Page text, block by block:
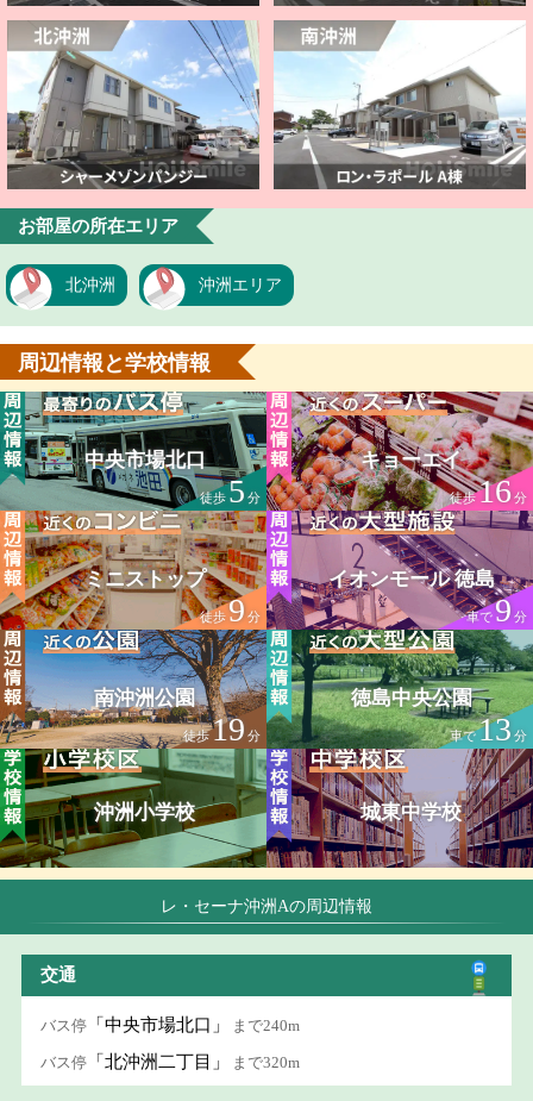
お部屋の所在エリア
北沖洲 沖洲エリア
周辺情報と学校情報
中央市場北口
徒歩5分
キョーエイ
徒歩16分
ミニストップ
徒歩9分
イオンモール 徳島
車で9分
南沖洲公園
徒歩19 分
徳島中央公園
車で13 分
沖洲小学校 城東中学校
レ・セーナ沖洲Aの周辺情報
交通
バス停 「中央市場北口」 まで240m
バス停 「北沖洲二丁目」 まで320m